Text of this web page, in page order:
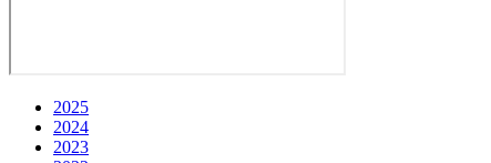
2025
2024
2023